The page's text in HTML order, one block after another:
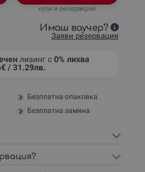
купи и резервирай
Имаш ваучер?
Заяви резервация
лизинг с0% лихва
/ 31.29лв.
Безплатна опаковка
Безплатна замяна